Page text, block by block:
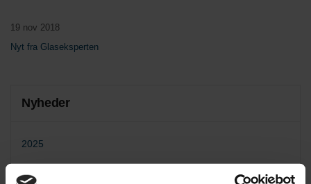
19 nov 2018
Nyt fra Glaseksperten
Nyheder
2025
2024